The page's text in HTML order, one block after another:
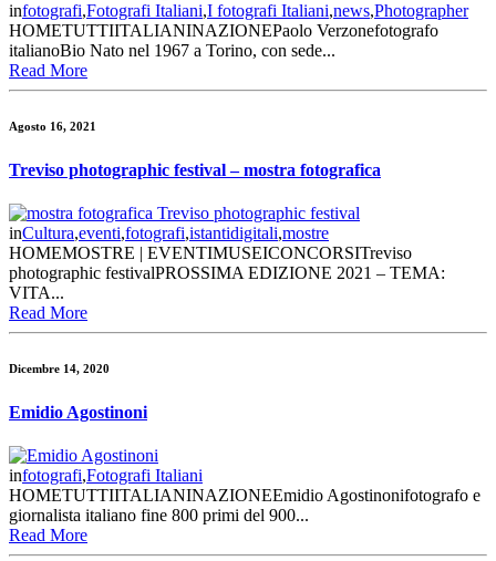
infotografi,Fotografi Italiani,I fotografi Italiani,news,Photographer
HOMETUTTIITALIANINAZIONEPaolo Verzonefotografo
italianoBio Nato nel 1967 a Torino, con sede...
Read More
Agosto 16, 2021
Treviso photographic festival – mostra fotografica
inCultura,eventi,fotografi,istantidigitali,mostre
HOMEMOSTRE | EVENTIMUSEICONCORSITreviso
photographic festivalPROSSIMA EDIZIONE 2021 – TEMA:
VITA...
Read More
Dicembre 14, 2020
Emidio Agostinoni
infotografi,Fotografi Italiani
HOMETUTTIITALIANINAZIONEEmidio Agostinonifotografo e
giornalista italiano fine 800 primi del 900...
Read More